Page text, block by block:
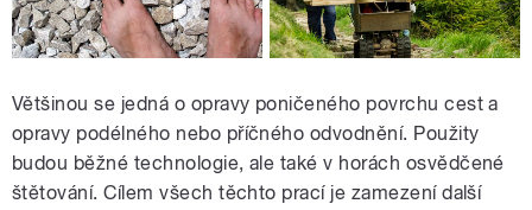
Většinou se jedná o opravy poničeného povrchu cest a
opravy podélného nebo příčného odvodnění. Použity
budou běžné technologie, ale také v horách osvědčené
štětování. Cílem všech těchto prací je zamezení další